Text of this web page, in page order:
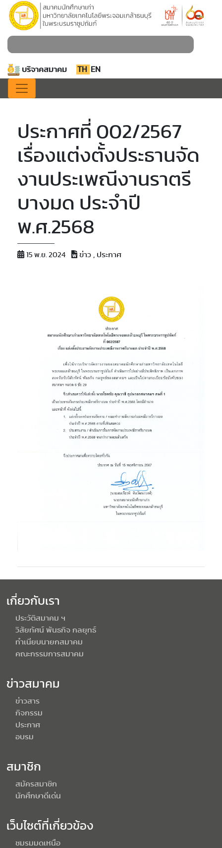
บริจาคสมาคม TH EN
ประกาศที่ 002/2567
เรื่องแต่งตั้งประธานจัด
งานประเพณีงานราตรี
บางมด ประจำปี
พ.ศ.2568
15 พ.ย. 2024 ข่าว , ประกาศ
เกี่ยวกับเรา
ประวัติสมาคม ฯ
วิสัยทัศน์ พันธกิจ กลยุทธ์
ทำเนียบนายกสมาคม
คณะกรรมการสมาคม
ข่าวสมาคม
ข่าวสาร
กิจกรรม
ประกาศ
อบรม
สมาชิก
สมัครสมาชิก
นักศึกษาดีเด่น
เว็บไซต์ที่เกี่ยวข้อง
ชมรมมดเหนือ